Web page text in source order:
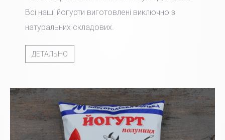
Всі наші йогурти виготовлені виключно з
натуральних складових.
ДЕТАЛЬНО